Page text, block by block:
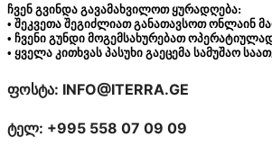
ჩვენ გვინდა გავამახვილოთ ყურადღება:
• შეკვეთა შეგიძლიათ განათავსოთ ონლაინ
• ჩვენი გუნდი მოგემსახურებათ
• ყველა კითხვას პასუხი გაეცემა სამუშაო
ფოსტა: INFO@ITERRA.GE
ტელ: +995 558 07 09 09